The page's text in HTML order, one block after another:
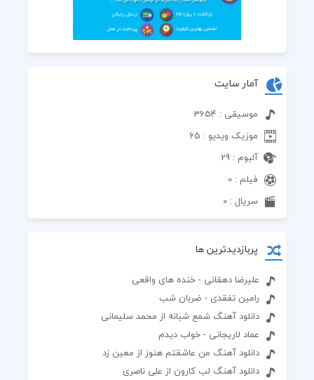
آمار سایت
موسیقی : 3654
موزیک ویدیو : 65
آلبوم : 29
فیلم : 0
سریال : 0
پربازدیدترین ها
علیرضا دهقانی - خنده های واقعی
رامین تفقدی - ضربان شب
دانلود آهنگ شمع شبانه از محمد سلیمانی
عماد لاریجانی - خواب دیدم
دانلود آهنگ من عاشقتم هنوز از معین زد
دانلود آهنگ لب کارون از علی ناصری